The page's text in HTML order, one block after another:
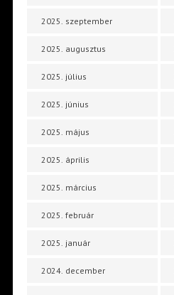
2025. szeptember
2025. augusztus
2025. július
2025. június
2025. május
2025. április
2025. március
2025. február
2025. január
2024. december